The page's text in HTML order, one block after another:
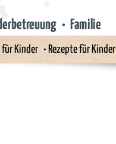
Familie
für Kinder Rezepte für Kinder